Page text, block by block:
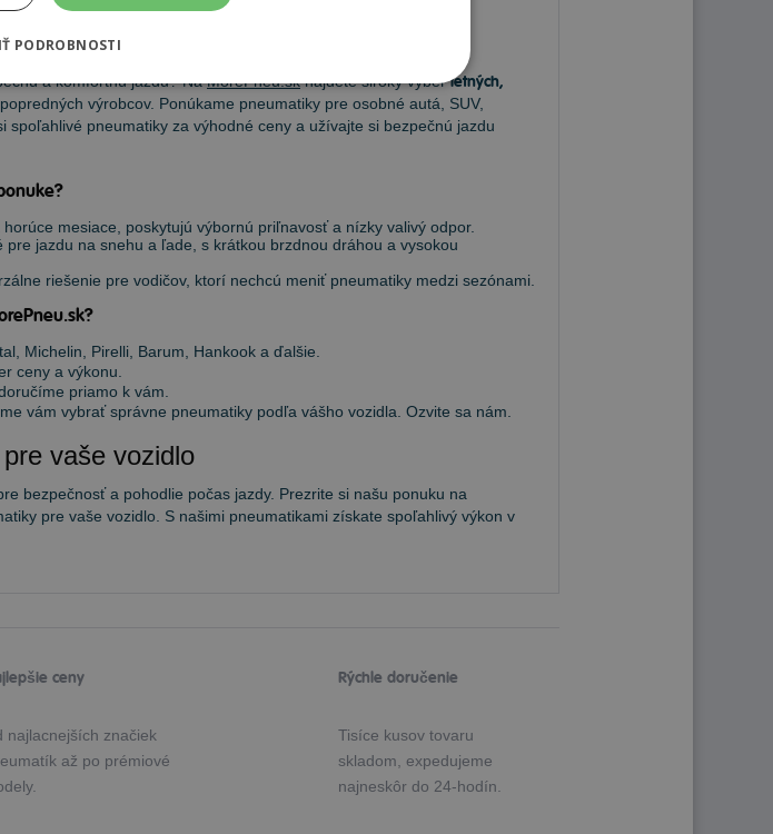
a komfortnú jazdu? NaMorePneu.sknájdete široký výberletných,
výrobcov. Ponúkame pneumatiky pre osobné autá, SUV,
spoľahlivé pneumatiky za výhodné ceny a užívajte si bezpečnú jazdu
mesiace, poskytujú výbornú priľnavosť a nízky valivý odpor.
pre jazdu na snehu a ľade, s krátkou brzdnou dráhou a vysokou
riešenie pre vodičov, ktorí nechcú meniť pneumatiky medzi sezónami.
Michelin, Pirelli, Barum, Hankook a ďalšie.
ceny a výkonu.
priamo k vám.
vám vybrať správne pneumatiky podľa vášho vozidla. Ozvite sa nám.
vaše vozidlo
bezpečnosť a pohodlie počas jazdy. Prezrite si našu ponuku na
pre vaše vozidlo. S našimi pneumatikami získate spoľahlivý výkon v
ceny
najlacnejších značiek
až po prémiové
Rýchle doručenie
Tisíce kusov tovaru
skladom, expedujeme
najneskôr do 24-hodín.
PODROBNOSTI